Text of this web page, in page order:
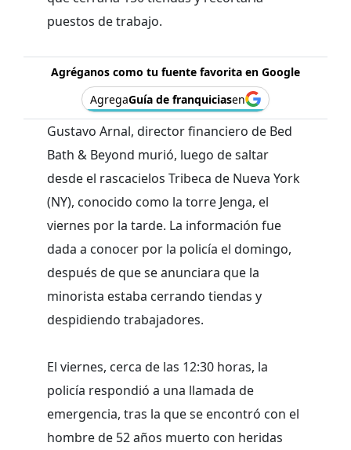
puestos de trabajo.
Agréganos como tu fuente favorita en Google
AgregaGuía de franquiciasen
Gustavo Arnal, director financiero de Bed
Bath & Beyond murió, luego de saltar
desde el rascacielos Tribeca de Nueva York
(NY), conocido como la torre Jenga, el
viernes por la tarde. La información fue
dada a conocer por la policía el domingo,
después de que se anunciara que la
minorista estaba cerrando tiendas y
despidiendo trabajadores.
El viernes, cerca de las 12:30 horas, la
policía respondió a una llamada de
emergencia, tras la que se encontró con el
hombre de 52 años muerto con heridas